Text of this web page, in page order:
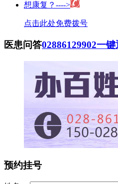
想康复？---->
点击此处免费拨号
医患问答02886129902一键
预约挂号